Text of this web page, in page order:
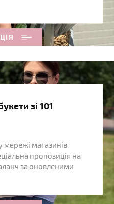
зі 101
мережі магазинів
пропозиція на
за оновленими